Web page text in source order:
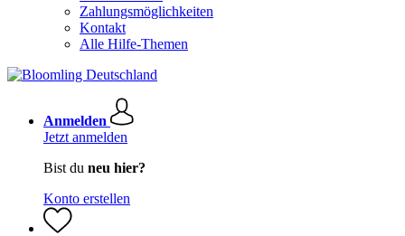
Zahlungsmöglichkeiten
Kontakt
Alle Hilfe-Themen
Anmelden
Jetzt anmelden
Bist du neu hier?
Konto erstellen